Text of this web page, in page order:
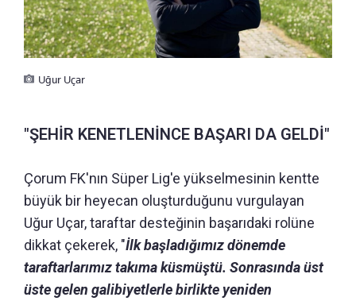
Uğur Uçar
"ŞEHİR KENETLENİNCE BAŞARI DA GELDİ"
Çorum FK'nın Süper Lig'e yükselmesinin kentte
büyük bir heyecan oluşturduğunu vurgulayan
Uğur Uçar, taraftar desteğinin başarıdaki rolüne
dikkat çekerek, "İlk başladığımız dönemde
taraftarlarımız takıma küsmüştü. Sonrasında üst
üste gelen galibiyetlerle birlikte yeniden